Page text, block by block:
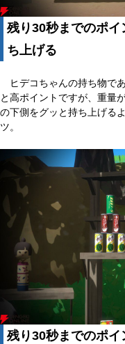
残り30秒までのポ
ち上げる
ヒデコちゃんの持ち物で
と高ポイントですが、重量
の下側をグッと持ち上げる
ツ。
残り30秒までのポ